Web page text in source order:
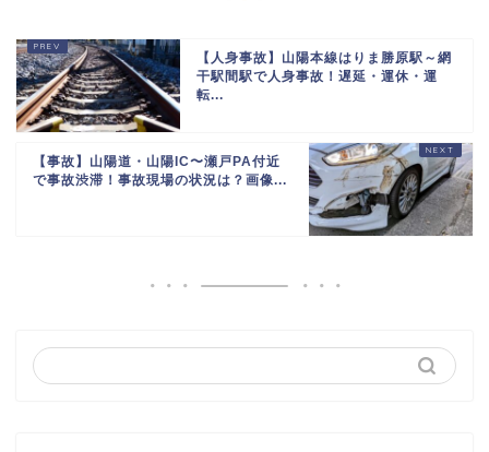
【人身事故】山陽本線はりま勝原駅～網
干駅間駅で人身事故！遅延・運休・運
転...
【事故】山陽道・山陽IC〜瀬戸PA付近
で事故渋滞！事故現場の状況は？画像...